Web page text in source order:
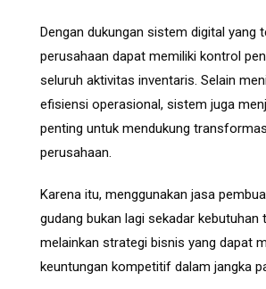
Dengan dukungan sistem digital yang
perusahaan dapat memiliki kontrol
seluruh aktivitas inventaris. Selain
efisiensi operasional, sistem juga
penting untuk mendukung
perusahaan.
Karena itu, menggunakan jasa
gudang bukan lagi sekadar kebutuhan
melainkan strategi bisnis yang dapat
keuntungan kompetitif dalam jangka